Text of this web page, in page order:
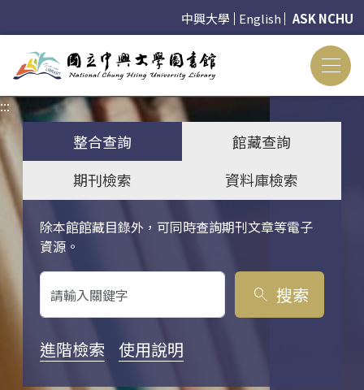
中興大學 English ASK NCHU
:::
整合查詢
館藏查詢
期刊檢索
資料庫檢索
除本館館藏目錄外，可同時查詢期刊文章等電子
資源。
關鍵字搜尋
search 搜索
進階檢索 使用說明